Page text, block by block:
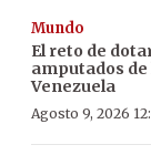
Mundo
El reto de
amputados
Venezuela
Agosto 9, 2026